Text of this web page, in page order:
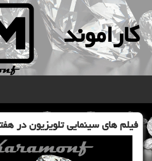
كاراموند
فیلم های سینمایی تلویزیون در